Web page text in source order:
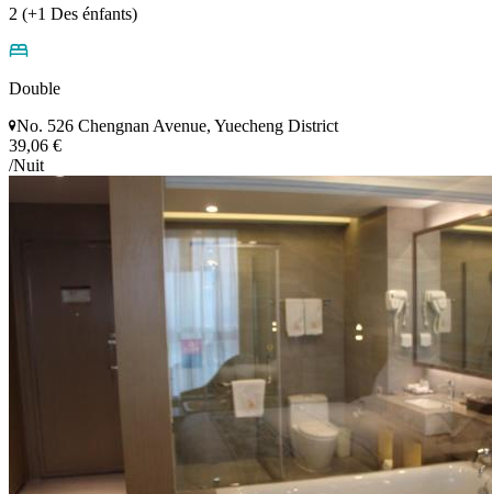
2 (+1 Des énfants)
Double
No. 526 Chengnan Avenue, Yuecheng District
39,06 €
/Nuit